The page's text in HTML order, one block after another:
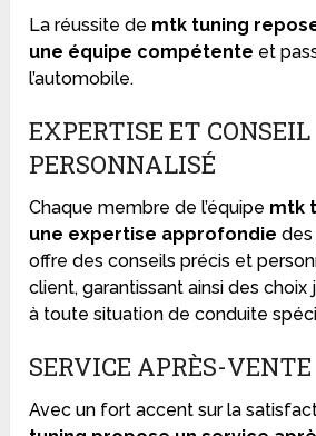
La réussite de mtk tuning
une équipe compétente et
l’automobile.
EXPERTISE ET CONSEIL
PERSONNALISÉ
Chaque membre de l’équipe mtk
une expertise approfondie
offre des conseils précis et
client, garantissant ainsi des choix
à toute situation de conduite
SERVICE APRÈS-VENTE
Avec un fort accent sur la